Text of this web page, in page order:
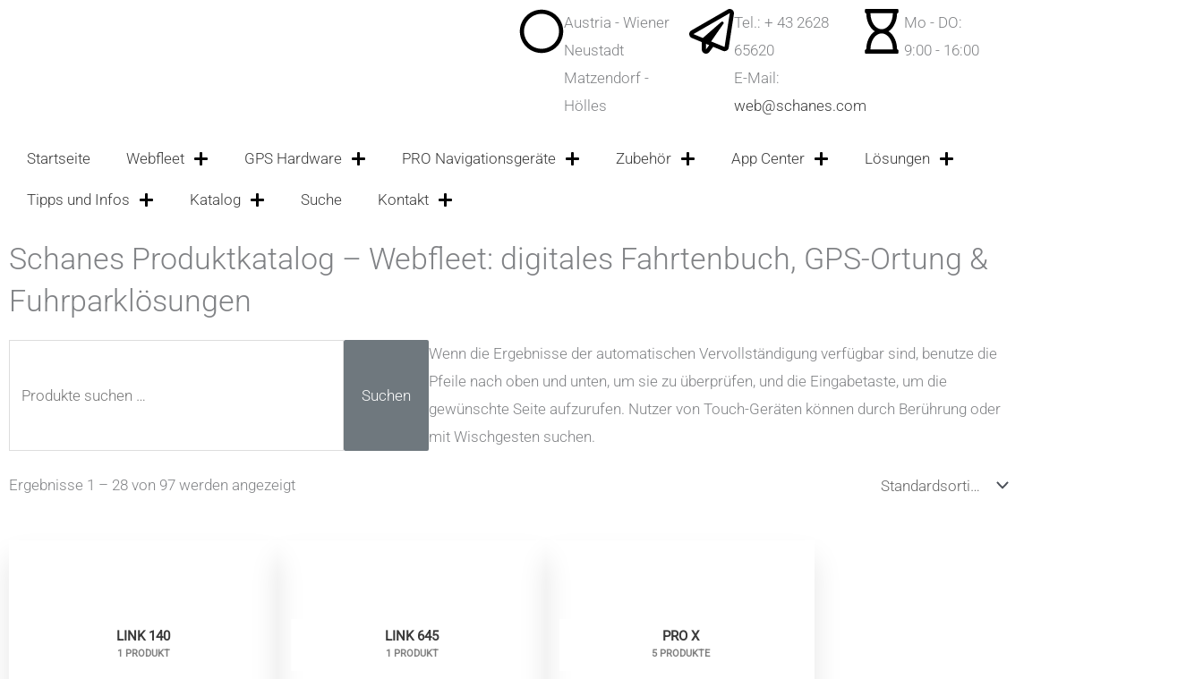
Austria - Wiener
Neustadt
Matzendorf -
Hölles
Tel.: + 43 2628
65620
E-Mail:
web@schanes.com
Mo - DO:
9:00 - 16:00
Startseite Webfleet GPS Hardware PRO Navigationsgeräte Zubehör App Center Lösungen
Tipps und Infos Katalog Suche Kontakt
Schanes Produktkatalog – Webfleet: digitales Fahrtenbuch, GPS-Ortung &
Fuhrparklösungen
Suchen
Wenn die Ergebnisse der automatischen Vervollständigung verfügbar sind, benutze die
Pfeile nach oben und unten, um sie zu überprüfen, und die Eingabetaste, um die
gewünschte Seite aufzurufen. Nutzer von Touch-Geräten können durch Berührung oder
mit Wischgesten suchen.
Ergebnisse 1 – 28 von 97 werden angezeigt
LINK 140
1 PRODUKT
LINK 645
1 PRODUKT
PRO X
5 PRODUKTE